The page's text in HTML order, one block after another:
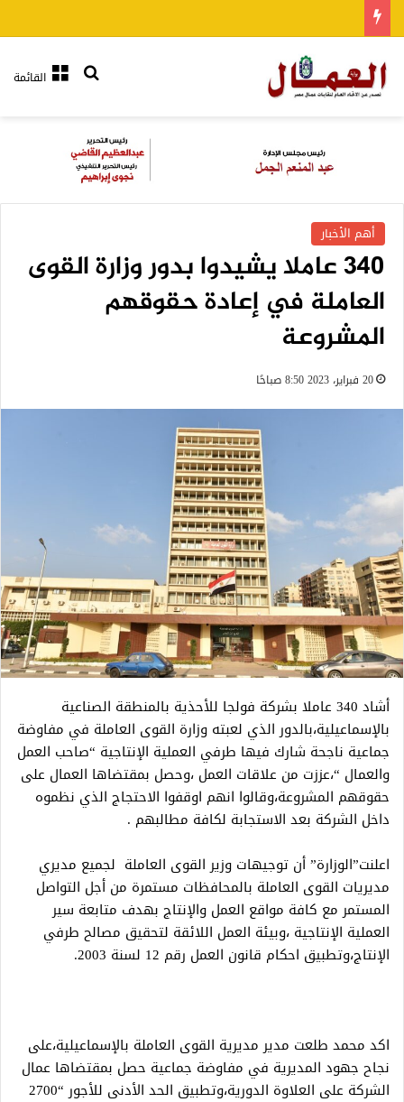
القائمةبحث عن
أهم الأخبار
340 عاملا يشيدوا بدور وزارة القوى
العاملة في إعادة حقوقهم
المشروعة
20 فبراير، 2023 8:50 صباحًا
أشاد 340 عاملا بشركة فولجا للأحذية بالمنطقة الصناعية
بالإسماعيلية،بالدور الذي لعبته وزارة القوى العاملة في مفاوضة
جماعية ناجحة شارك فيها طرفي العملية الإنتاجية “صاحب العمل
والعمال “،عززت من علاقات العمل ،وحصل بمقتضاها العمال على
حقوقهم المشروعة،وقالوا انهم اوقفوا الاحتجاج الذي نظموه
داخل الشركة بعد الاستجابة لكافة مطالبهم .
اعلنت”الوزارة” أن توجيهات وزير القوى العاملة لجميع مديري
مديريات القوى العاملة بالمحافظات مستمرة من أجل التواصل
المستمر مع كافة مواقع العمل والإنتاج بهدف متابعة سير
العملية الإنتاجية ،وبيئة العمل اللائقة لتحقيق مصالح طرفي
الإنتاج،وتطبيق احكام قانون العمل رقم 12 لسنة 2003.
اكد محمد طلعت مدير مديرية القوى العاملة بالإسماعيلية،على
نجاح جهود المديرية في مفاوضة جماعية حصل بمقتضاها عمال
الشركة على العلاوة الدورية،وتطبيق الحد الأدنى للأجور “2700